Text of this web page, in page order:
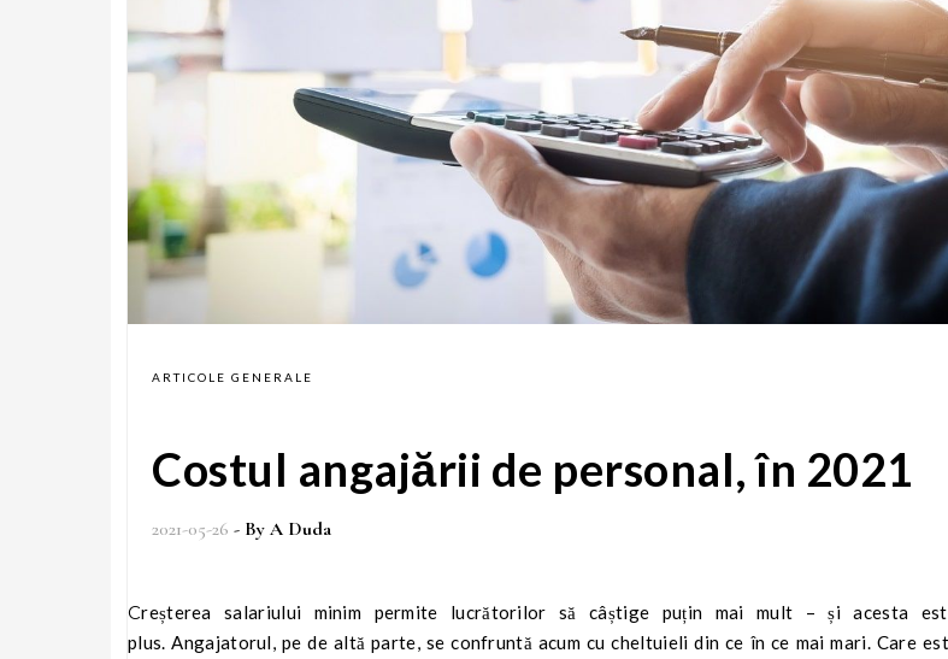
ARTICOLE GENERALE
Costul angajării de personal, în 2021
2021-05-26 - By A Duda
Creșterea salariului minim permite lucrătorilor să câștige puțin mai mult – și acesta este, fără îndoială, un
plus. Angajatorul, pe de altă parte, se confruntă acum cu cheltuieli din ce în ce mai mari. Care